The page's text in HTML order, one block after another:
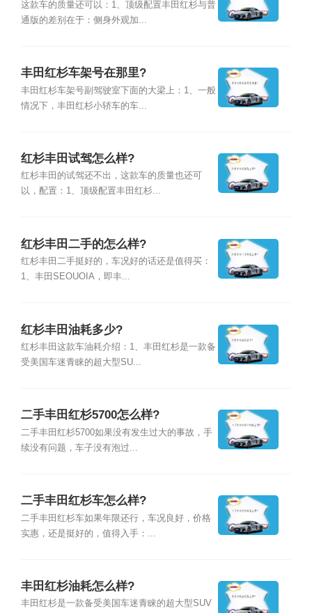
这款车的质量还可以：1、顶级配置丰田红杉与普
通版的差别在于：侧身外观加...
丰田红杉车架号在那里?
丰田红杉车架号副驾驶室下面的大梁上：1、一般
情况下，丰田红杉小轿车的车...
红杉丰田试驾怎么样?
红杉丰田的试驾还不出，这款车的质量也还可
以，配置：1、顶级配置丰田红杉...
红杉丰田二手的怎么样?
红杉丰田二手挺好的，车况好的话还是值得买：
1、丰田SEOUOIA，即丰...
红杉丰田油耗多少?
红杉丰田这款车油耗介绍：1、丰田红杉是一款备
受美国车迷青睐的超大型SU...
二手丰田红杉5700怎么样?
二手丰田红杉5700如果没有发生过大的事故，手
续没有问题，车子没有泡过...
二手丰田红杉车怎么样?
二手丰田红杉车如果年限还行，车况良好，价格
实惠，还是挺好的，值得入手：...
丰田红杉油耗怎么样?
丰田红杉是一款备受美国车迷青睐的超大型SUV